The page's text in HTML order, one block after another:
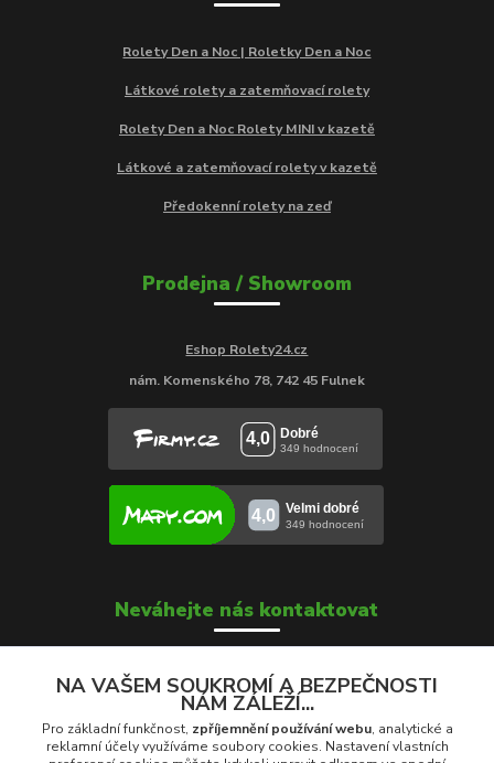
Rolety Den a Noc | Roletky Den a Noc
Látkové rolety a zatemňovací rolety
Rolety Den a Noc Rolety MINI v kazetě
Látkové a zatemňovací rolety v kazetě
Předokenní rolety na zeď
Prodejna / Showroom
Eshop Rolety24.cz
nám. Komenského 78, 742 45 Fulnek
Neváhejte nás kontaktovat
Soňa Škrobánková
+420 739 000 639
Po - Pá: 8:00 - 16:00
NA VAŠEM SOUKROMÍ A BEZPEČNOSTI
NÁM ZÁLEŽÍ...
Pro základní funkčnost, zpříjemnění používání webu, analytické a
reklamní účely využíváme soubory cookies. Nastavení vlastních